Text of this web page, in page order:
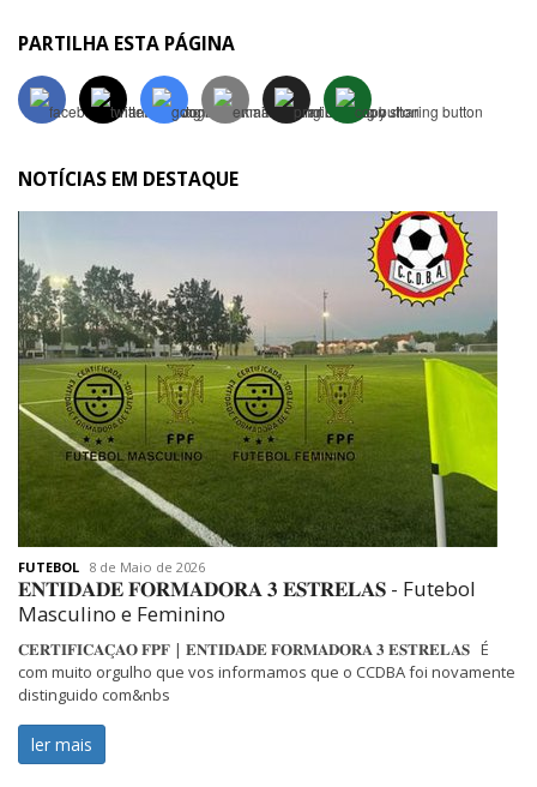
PARTILHA ESTA PÁGINA
NOTÍCIAS EM DESTAQUE
FUTEBOL 8 de Maio de 2026
𝐄𝐍𝐓𝐈𝐃𝐀𝐃𝐄 𝐅𝐎𝐑𝐌𝐀𝐃𝐎𝐑𝐀 𝟑 𝐄𝐒𝐓𝐑𝐄𝐋𝐀𝐒 ️️- Futebol
Masculino e Feminino
𝐂𝐄𝐑𝐓𝐈𝐅𝐈𝐂𝐀𝐂̧𝐀𝐎 𝐅𝐏𝐅 | 𝐄𝐍𝐓𝐈𝐃𝐀𝐃𝐄 𝐅𝐎𝐑𝐌𝐀𝐃𝐎𝐑𝐀 𝟑 𝐄𝐒𝐓𝐑𝐄𝐋𝐀𝐒 ️️️ É
com muito orgulho que vos informamos que o CCDBA foi novamente
distinguido com&nbs
ler mais